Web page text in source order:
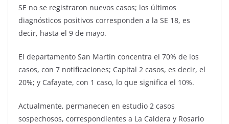
SE no se registraron nuevos casos; los últimos
diagnósticos positivos corresponden a la SE 18, es
decir, hasta el 9 de mayo.
El departamento San Martín concentra el 70% de los
casos, con 7 notificaciones; Capital 2 casos, es decir, el
20%; y Cafayate, con 1 caso, lo que significa el 10%.
Actualmente, permanecen en estudio 2 casos
sospechosos, correspondientes a La Caldera y Rosario